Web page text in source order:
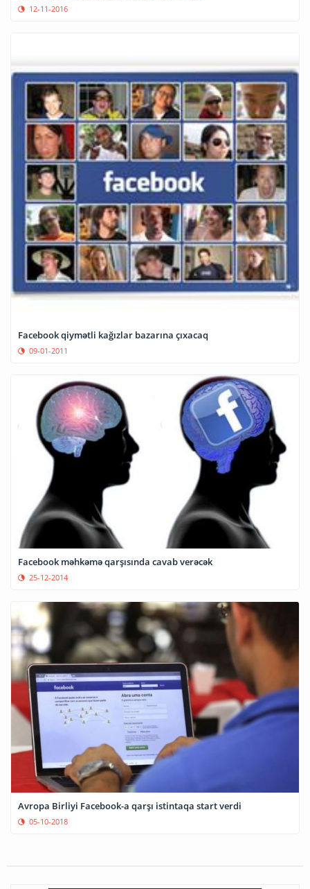
12-11-2016
Facebook qiymətli kağızlar bazarına çıxacaq
09-01-2011
Facebook məhkəmə qarşısında cavab verəcək
25-12-2014
Avropa Birliyi Facebook-a qarşı istintaqa start verdi
05-10-2018